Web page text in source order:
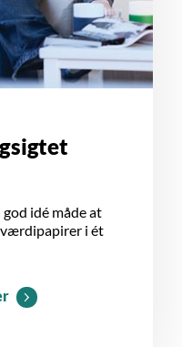
idé måde at
værdipapirer i ét